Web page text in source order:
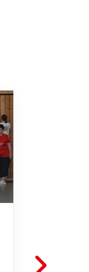
Hoffmann